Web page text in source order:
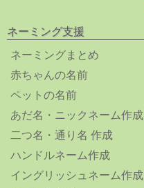
ネーミング支援
ネーミングまとめ
赤ちゃんの名前
ペットの名前
あだ名・ニックネーム作成
二つ名・通り名 作成
ハンドルネーム作成
イングリッシュネーム作成